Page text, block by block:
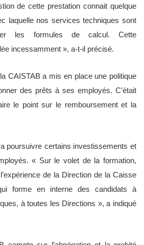
de cette prestation connait quelque
laquelle nos services techniques sont
les formules de calcul. Cette
incessamment », a-t-il précisé.
CAISTAB a mis en place une politique
des prêts à ses employés. C’était
le point sur le remboursement et la
poursuivre certains investissements et
« Sur le volet de la formation,
de la Direction de la Caisse
forme en interne des candidats à
à toutes les Directions », a indiqué